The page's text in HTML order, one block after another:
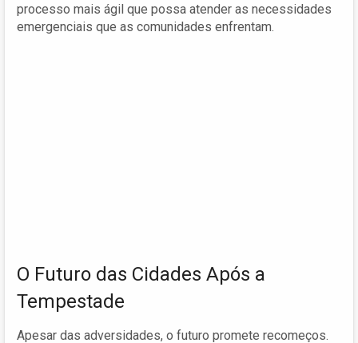
processo mais ágil que possa atender as necessidades
emergenciais que as comunidades enfrentam.
O Futuro das Cidades Após a
Tempestade
Apesar das adversidades, o futuro promete recomeços.